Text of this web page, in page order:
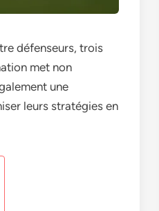
défenseurs, trois
met non
une
leurs stratégies en